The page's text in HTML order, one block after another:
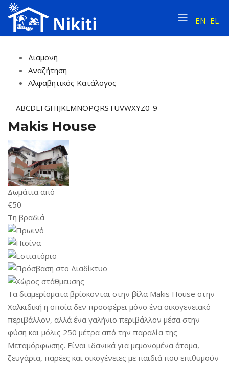
EN EL
Διαμονή
Αναζήτηση
Αλφαβητικός Κατάλογος
ABCDEFGHIJKLMNOPQRSTUVWXYZ0-9
Makis House
Δωμάτια από
€50
Τη βραδιά
Τα διαμερίσματα βρίσκονται στην βίλα Makis House στην
Χαλκιδική η οποία δεν προσφέρει μόνο ένα οικογενειακό
περιβάλλον, αλλά ένα γαλήνιο περιβάλλον μέσα στην
φύση και μόλις 250 μέτρα από την παραλία της
Μεταμόρφωσης. Είναι ιδανικά για μεμονομένα άτομα,
ζευγάρια, παρέες και οικογένειες με παιδιά που επιθυμούν